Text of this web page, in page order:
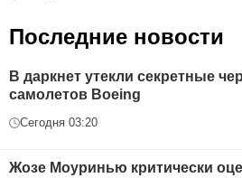
Последние новости
В даркнет утекли секретные
самолетов Boeing
Сегодня 03:20
Жозе Моуринью критически